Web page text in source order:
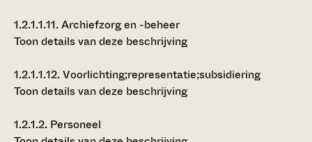
1.2.1.1.11.Archiefzorg en -beheer
Toon details van deze beschrijving
1.2.1.1.12.Voorlichting;representatie;subsidiering
Toon details van deze beschrijving
1.2.1.2. Personeel